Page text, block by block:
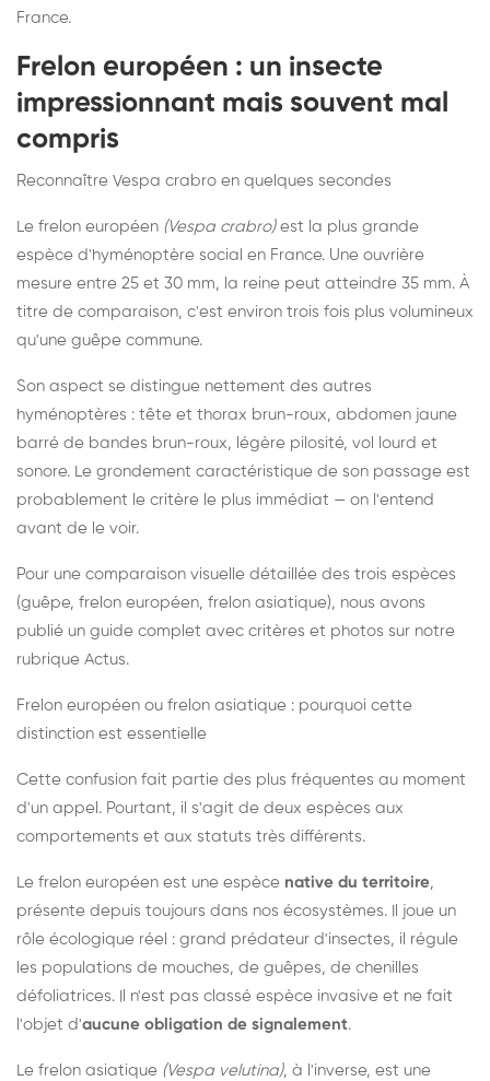
France.
Frelon européen : un insecte
impressionnant mais souvent mal
compris
Reconnaître Vespa crabro en quelques secondes
Le frelon européen (Vespa crabro)est la plus grande
espèce d'hyménoptère social en France. Une ouvrière
mesure entre 25 et 30 mm, la reine peut atteindre 35 mm. À
titre de comparaison, c'est environ trois fois plus volumineux
qu'une guêpe commune.
Son aspect se distingue nettement des autres
hyménoptères : tête et thorax brun-roux, abdomen jaune
barré de bandes brun-roux, légère pilosité, vol lourd et
sonore. Le grondement caractéristique de son passage est
probablement le critère le plus immédiat — on l'entend
avant de le voir.
Pour une comparaison visuelle détaillée des trois espèces
(guêpe, frelon européen, frelon asiatique), nous avons
publié un guide complet avec critères et photos sur notre
rubrique Actus.
Frelon européen ou frelon asiatique : pourquoi cette
distinction est essentielle
Cette confusion fait partie des plus fréquentes au moment
d'un appel. Pourtant, il s'agit de deux espèces aux
comportements et aux statuts très différents.
Le frelon européen est une espèce native du territoire,
présente depuis toujours dans nos écosystèmes. Il joue un
rôle écologique réel : grand prédateur d'insectes, il régule
les populations de mouches, de guêpes, de chenilles
défoliatrices. Il n'est pas classé espèce invasive et ne fait
l'objet d'aucune obligation de signalement.
Le frelon asiatique (Vespa velutina), à l'inverse, est une